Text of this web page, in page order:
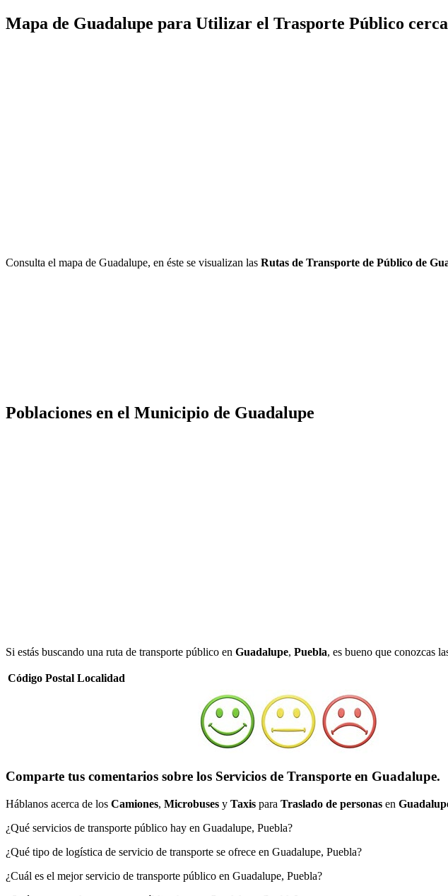
Mapa de Guadalupe para Utilizar el Trasporte Público
Consulta el mapa de Guadalupe, en éste se visualizan las Rutas de Transporte de Público de
Poblaciones en el Municipio de Guadalupe
Si estás buscando una ruta de transporte público en Guadalupe, Puebla, es bueno que conozcas
Código Postal Localidad
Comparte tus comentarios sobre los Servicios de Transporte en Guadalupe.
Háblanos acerca de los Camiones, Microbuses y Taxis para Traslado de personas en
¿Qué servicios de transporte público hay en Guadalupe, Puebla?
¿Qué tipo de logística de servicio de transporte se ofrece en Guadalupe, Puebla?
¿Cuál es el mejor servicio de transporte público en Guadalupe, Puebla?